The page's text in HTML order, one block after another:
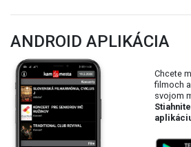
ANDROID APLIKÁCIA
Chcete
filmoch
svojom